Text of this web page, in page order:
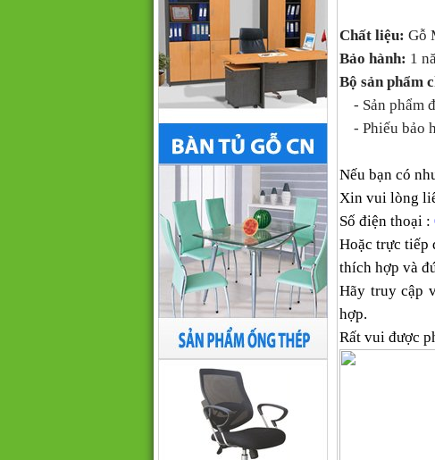
Chất liệu: Gỗ
Bảo hành: 1
Bộ sản phẩm
- Sản phẩm
- Phiếu bảo
Nếu bạn có
Xin vui lòng
Số điện thoại :
Hoặc trực tiếp
thích hợp và
Hãy truy cập
hợp.
Rất vui được